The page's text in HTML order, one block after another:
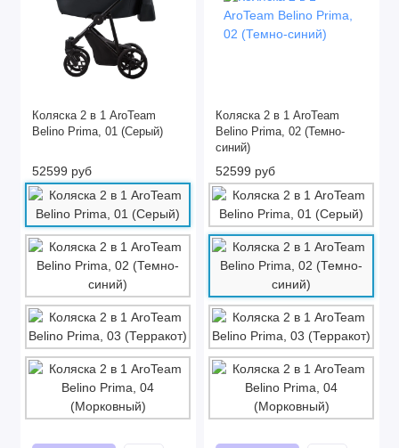
Для двойни и тройни
Для погодок
Санки-коляски
Аксессуары и комплектующие для колясок
Показать все
Коляска 2 в 1 AroTeam
Belino Prima, 01 (Cерый)
52599 руб
Коляска 2 в 1 AroTeam
Belino Prima, 02 (Темно-
синий)
52599 руб